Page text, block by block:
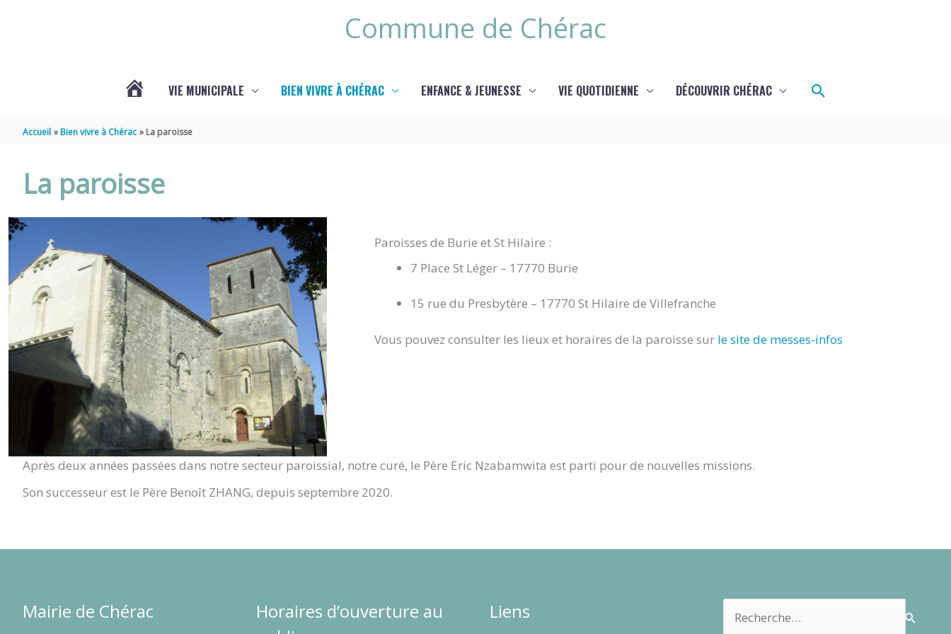
Commune de Chérac
VIE MUNICIPALE BIEN VIVRE À CHÉRAC ENFANCE & JEUNESSE VIE QUOTIDIENNE DÉCOUVRIR CHÉRAC Rechercher
Accueil Bien vivre à Chérac La paroisse
La paroisse
Paroisses de Burie et St Hilaire :
7 Place St Léger – 17770 Burie
15 rue du Presbytère – 17770 St Hilaire de Villefranche
Vous pouvez consulter les lieux et horaires de la paroisse sur le site de messes-infos
Après deux années passées dans notre secteur paroissial, notre curé, le Père Eric Nzabamwita est parti pour de nouvelles missions.
Son successeur est le Père Benoît ZHANG, depuis septembre 2020.
Mairie de Chérac
Horaires d’ouverture au
Liens